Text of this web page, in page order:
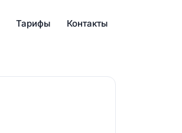
Тарифы Контакты